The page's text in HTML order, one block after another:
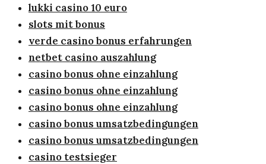
lukki casino 10 euro
slots mit bonus
verde casino bonus erfahrungen
netbet casino auszahlung
casino bonus ohne einzahlung
casino bonus ohne einzahlung
casino bonus ohne einzahlung
casino bonus umsatzbedingungen
casino bonus umsatzbedingungen
casino testsieger